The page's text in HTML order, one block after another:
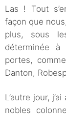
Las ! Tout
façon que
plus, sous
déterminée
portes,
Danton,
L’autre jour,
nobles